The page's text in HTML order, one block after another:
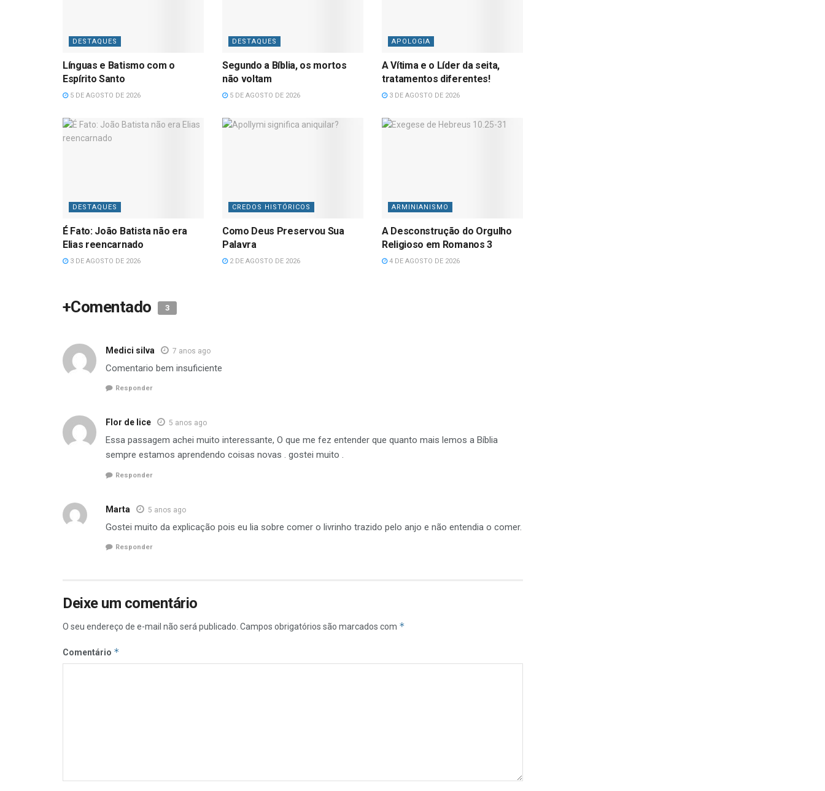
DESTAQUES
Línguas e Batismo com o
Espírito Santo
5 DE AGOSTO DE 2026
DESTAQUES
Segundo a Bíblia, os mortos
não voltam
5 DE AGOSTO DE 2026
APOLOGIA
A Vítima e o Líder da seita,
tratamentos diferentes!
3 DE AGOSTO DE 2026
DESTAQUES
É Fato: João Batista não era
Elias reencarnado
3 DE AGOSTO DE 2026
CREDOS HISTÓRICOS
Como Deus Preservou Sua
Palavra
2 DE AGOSTO DE 2026
ARMINIANISMO
A Desconstrução do Orgulho
Religioso em Romanos 3
4 DE AGOSTO DE 2026
+Comentado 3
Medici silva 7 anos ago
Comentario bem insuficiente
Responder
Flor de lice 5 anos ago
Essa passagem achei muito interessante, O que me fez entender que quanto mais lemos a Bíblia
sempre estamos aprendendo coisas novas . gostei muito .
Responder
Marta 5 anos ago
Gostei muito da explicação pois eu lia sobre comer o livrinho trazido pelo anjo e não entendia o comer.
Responder
Deixe um comentário
O seu endereço de e-mail não será publicado. Campos obrigatórios são marcados com *
Comentário *